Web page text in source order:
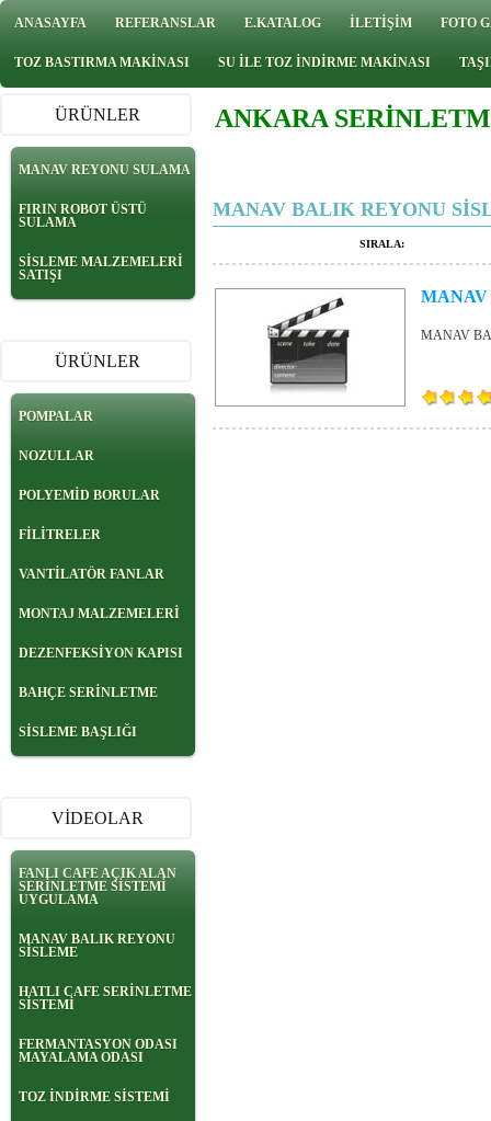
ANASAYFA REFERANSLAR E.KATALOG İLETİŞİM FOTO
TOZ BASTIRMA MAKİNASI SU İLE TOZ İNDİRME MAKİNASI
ÜRÜNLER
MANAV REYONU SULAMA
FIRIN ROBOT ÜSTÜ
SULAMA
SİSLEME MALZEMELERİ
SATIŞI
ÜRÜNLER
POMPALAR
NOZULLAR
POLYEMİD BORULAR
FİLİTRELER
VANTİLATÖR FANLAR
MONTAJ MALZEMELERİ
DEZENFEKSİYON KAPISI
BAHÇE SERİNLETME
SİSLEME BAŞLIĞI
VİDEOLAR
FANLI CAFE AÇIK ALAN
SERİNLETME SİSTEMİ
UYGULAMA
MANAV BALIK REYONU
SİSLEME
HATLI CAFE SERİNLETME
SİSTEMİ
FERMANTASYON ODASI
MAYALAMA ODASI
TOZ İNDİRME SİSTEMİ
ANKARA
MANAV BALIK REYONU
SIRALA:
MANAV
MANAV